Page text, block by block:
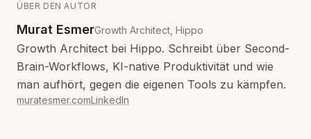
ÜBER DEN AUTOR
Murat EsmerGrowth Architect, Hippo
Growth Architect bei Hippo. Schreibt über Second-
Brain-Workflows, KI-native Produktivität und wie
man aufhört, gegen die eigenen Tools zu kämpfen.
muratesmer.comLinkedIn